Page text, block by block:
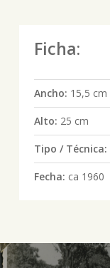
Ficha:
Ancho: 15,5 cm
Alto: 25 cm
Tipo / Técnica:
Fecha: ca 1960